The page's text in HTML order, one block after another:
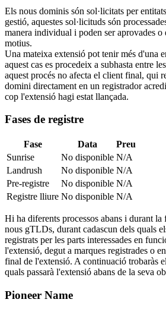
Els nous dominis són sol·licitats per
gestió, aquestes sol·licituds són
manera individual i poden ser aprovades o
motius.
Una mateixa extensió pot tenir més d'una
aquest cas es procedeix a subhasta entre
aquest procés no afecta el client final, qui
domini directament en un registrador
cop l'extensió hagi estat llançada.
Fases de registre
Fase Data
Preu
Sunrise
No disponible N/A
Landrush
No disponible N/A
Pre-registre
No disponible N/A
Registre lliure No disponible N/A
Hi ha diferents processos abans i durant la
nous gTLDs, durant cadascun dels quals
registrats per les parts interessades en
l'extensió, degut a marques registrades o
final de l'extensió. A continuació trobaràs
quals passarà l'extensió abans de la seva
Pioneer Name